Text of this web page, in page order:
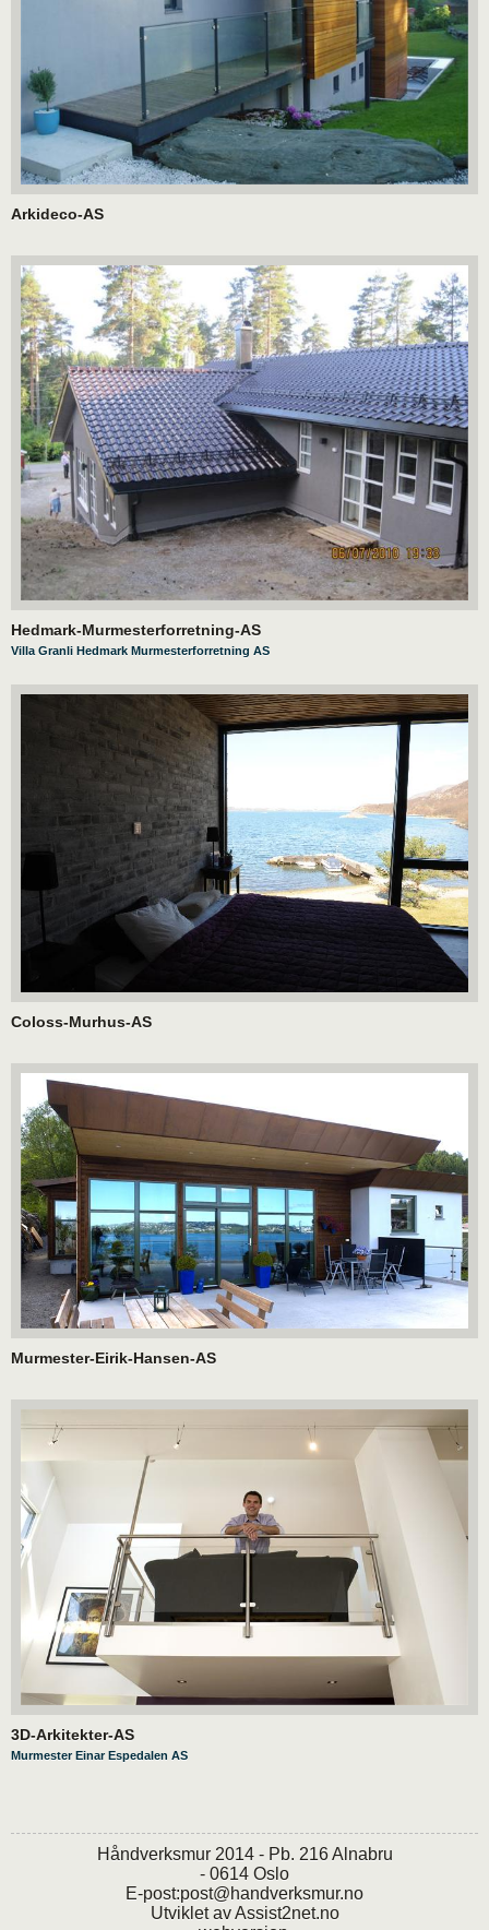
Arkideco-AS
Hedmark-Murmesterforretning-AS
Villa Granli Hedmark Murmesterforretning AS
Coloss-Murhus-AS
Murmester-Eirik-Hansen-AS
3D-Arkitekter-AS
Murmester Einar Espedalen AS
Håndverksmur 2014 - Pb. 216 Alnabru
- 0614 Oslo
E-post:post@handverksmur.no
Utviklet avAssist2net.no